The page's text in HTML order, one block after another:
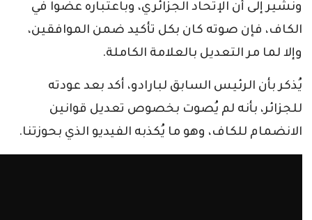
ونُشير إلى أن الإتحاد الجزائري، وباعتباره عضوا في
الكاف، فإن صوته كان بكل تأكيد ضمن الموافقين،
وإلا لما مر التعديل بالعلامة الكاملة.
يُذكر بأن الرئيس السابق لبارادو، أكد بعد عودته
للجزائر، بأنه لم يُصوت بخصوص تعديل قوانين
الانضمام للكاف، وهو ما يُكذبه الفيديو الذي بحوزتنا.